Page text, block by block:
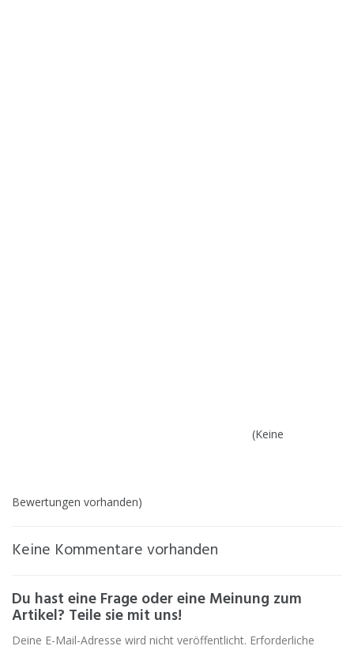
(Keine
Bewertungen vorhanden)
Keine Kommentare vorhanden
Du hast eine Frage oder eine Meinung zum
Artikel? Teile sie mit uns!
Deine E-Mail-Adresse wird nicht veröffentlicht. Erforderliche